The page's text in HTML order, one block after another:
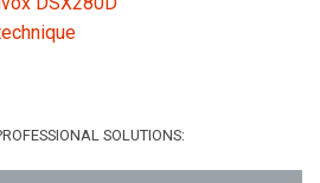
SOLUTIONS: